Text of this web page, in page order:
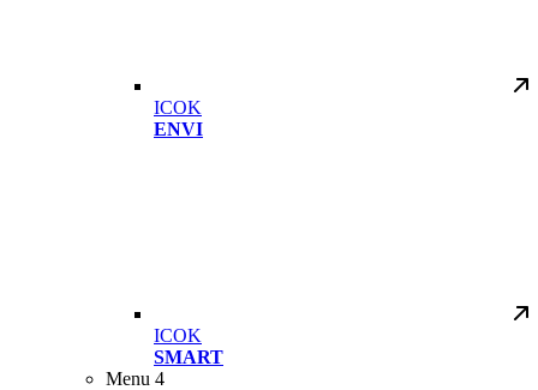
ICOK
ENVI
ICOK
SMART
Menu 4